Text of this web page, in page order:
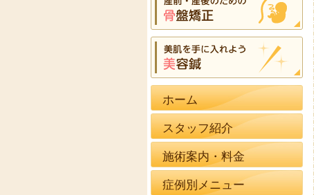
ホーム
スタッフ紹介
施術案内・料金
症例別メニュー